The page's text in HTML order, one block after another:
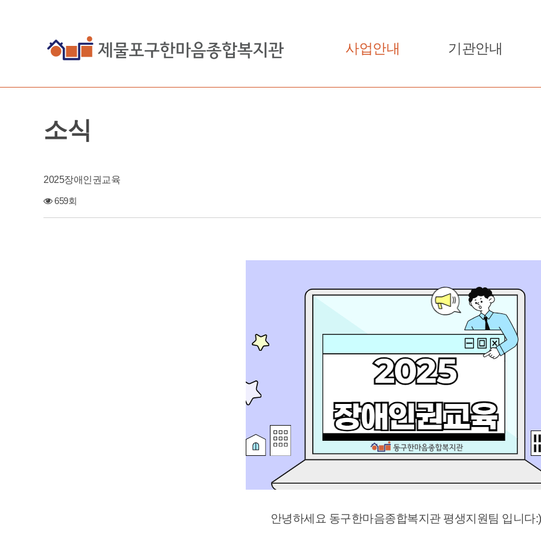
사업안내 기관안내
소식
2025장애인권교육
659회
안녕하세요 동구한마음종합복지관 평생지원팀 입니다:)